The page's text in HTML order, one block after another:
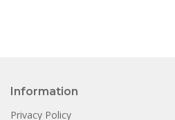
Information
Privacy Policy